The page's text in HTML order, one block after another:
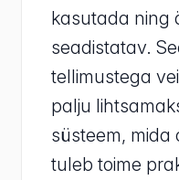
kasutada ning
seadistatav.
tellimustega
palju
süsteem, mida
tuleb toime